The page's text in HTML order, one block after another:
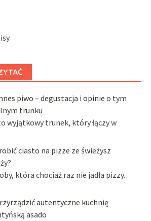
piwo – degustacja i opinie o tym
trunku
wyjątkowy trunek, który łączy w
ciasto na pizze ze świeżysz
która chociaż raz nie jadła pizzy.
autentyczne kuchnię
asado